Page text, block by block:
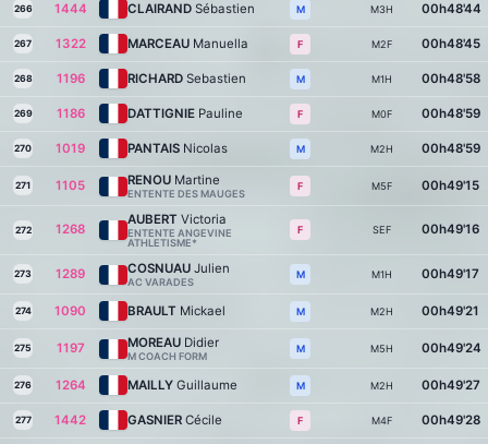
266 1444 CLAIRAND Sébastien M M3H 00h48'44
267 1322 MARCEAU Manuella F M2F 00h48'45
268 1196 RICHARD Sebastien M M1H 00h48'58
269 1186 DATTIGNIE Pauline F M0F 00h48'59
270 1019 PANTAIS Nicolas M M2H 00h48'59
271 1105 RENOU Martine
ENTENTE DES MAUGES
F M5F 00h49'15
272 1268
AUBERT Victoria
ENTENTE ANGEVINE
ATHLETISME*
F SEF 00h49'16
273 1289 COSNUAU Julien
AC VARADES
M M1H 00h49'17
274 1090 BRAULT Mickael M M2H 00h49'21
275 1197 MOREAU Didier
M COACH FORM
M M5H 00h49'24
276 1264 MAILLY Guillaume M M2H 00h49'27
277 1442 GASNIER Cécile F M4F 00h49'28